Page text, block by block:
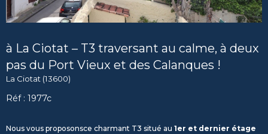
à La Ciotat – T3 traversant au calme, à deux
pas du Port Vieux et des Calanques !
La Ciotat (13600)
Réf : 1977c
Nous vous proposonsce charmant T3 situé au 1er et dernier étage